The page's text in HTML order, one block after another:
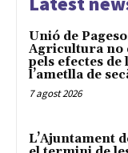
Unió de
Agricultura no
pels efectes de
l’ametlla de
7 agost 2026
L’Ajuntament